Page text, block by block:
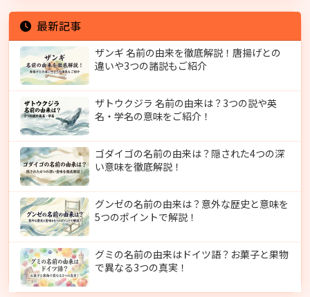
最新記事
ザンギ 名前の由来を徹底解説！唐揚げとの
違いや3つの諸説もご紹介
ザトウクジラ 名前の由来は？3つの説や英
名・学名の意味をご紹介！
ゴダイゴの名前の由来は？隠された4つの深
い意味を徹底解説！
グンゼの名前の由来は？意外な歴史と意味を
5つのポイントで解説！
グミの名前の由来はドイツ語？お菓子と果物
で異なる3つの真実！